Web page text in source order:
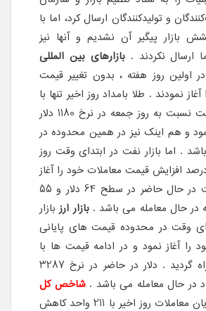
و تولیدکنندگان ارسال کرد، اما با
بازار پیگیر آن نشدیم و آنها نیز
ارسال نکردند .بازارهای بین المللی
اولین روز هفته ، بدون تغییر قیمت
نمودند . طلا بامداد روز اخیر تنها با
1 دلار کاهش قیمت نسبت به روز جمعه در نرخ 1180 دلار
و هم اینک نیز در همین محدوده در
. اما بازار نفت در ابتدای وقت روز
با حدود 1 درصد افزایش قیمت معاملات خود را آغاز
نمود . نفت برنت در حال حاضر در سطح 64 دلار و 55
حال معامله می باشد .بازار ارزبازار
وقت در محدوده قیمت های پایانی
را آغاز نمود و در ادامه قیمت ها با
کمی کاهش همراه گردید . دلار در حاضر در نرخ 3287
در حال معامله می باشد .شاخص کل
شاخص کل در پایان معاملات روز اخیر با 211 واحد کاهش